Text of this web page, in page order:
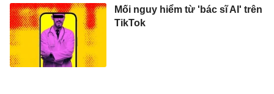
Mối nguy hiểm từ 'bác sĩ AI' trên
TikTok